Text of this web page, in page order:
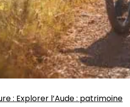
: Explorer l’Aude : patrimoine